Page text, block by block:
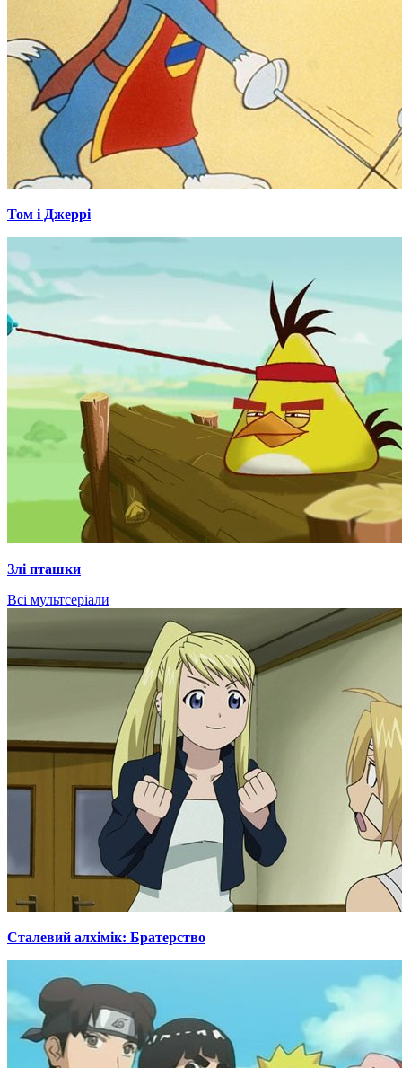
Том і Джеррі
Злі пташки
Всі мультсеріали
Сталевий алхімік: Братерство